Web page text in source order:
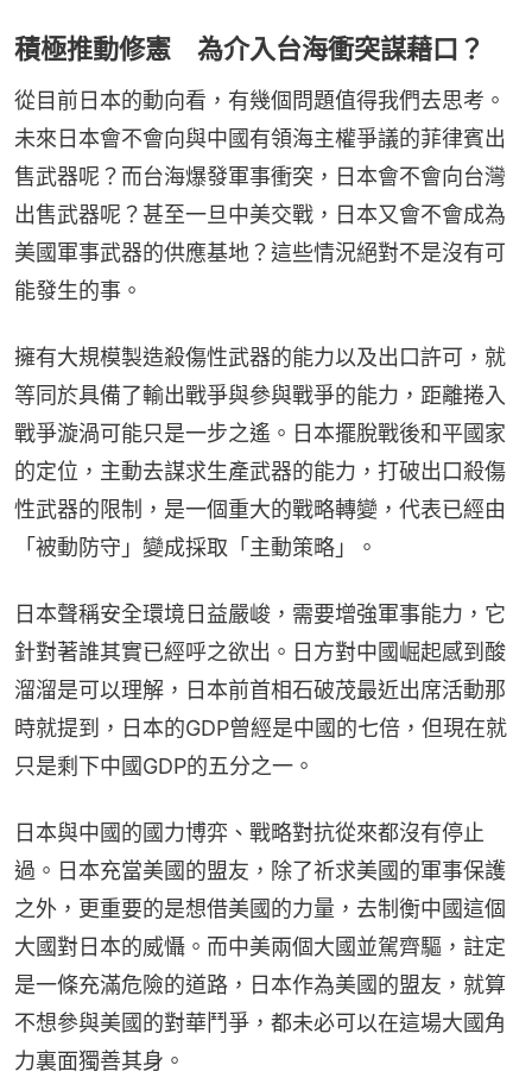
積極推動修憲 為介入台海衝突謀藉口？
從目前日本的動向看，有幾個問題值得我們去思考。
未來日本會不會向與中國有領海主權爭議的菲律賓出
售武器呢？而台海爆發軍事衝突，日本會不會向台灣
出售武器呢？甚至一旦中美交戰，日本又會不會成為
美國軍事武器的供應基地？這些情況絕對不是沒有可
能發生的事。
擁有大規模製造殺傷性武器的能力以及出口許可，就
等同於具備了輸出戰爭與參與戰爭的能力，距離捲入
戰爭漩渦可能只是一步之遙。日本擺脫戰後和平國家
的定位，主動去謀求生產武器的能力，打破出口殺傷
性武器的限制，是一個重大的戰略轉變，代表已經由
「被動防守」變成採取「主動策略」。
日本聲稱安全環境日益嚴峻，需要增強軍事能力，它
針對著誰其實已經呼之欲出。日方對中國崛起感到酸
溜溜是可以理解，日本前首相石破茂最近出席活動那
時就提到，日本的GDP曾經是中國的七倍，但現在就
只是剩下中國GDP的五分之一。
日本與中國的國力博弈、戰略對抗從來都沒有停止
過。日本充當美國的盟友，除了祈求美國的軍事保護
之外，更重要的是想借美國的力量，去制衡中國這個
大國對日本的威懾。而中美兩個大國並駕齊驅，註定
是一條充滿危險的道路，日本作為美國的盟友，就算
不想參與美國的對華鬥爭，都未必可以在這場大國角
力裏面獨善其身。